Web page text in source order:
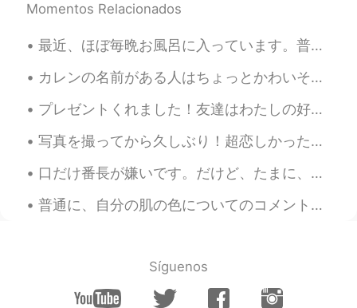
JP EN
Feels history...!
A 2020.11.15 02:39
saloonは美容室のイメージでした！色んな
意味があるんですねー✏️
Kazuo 2020.11.15 02:35
2020.11.15 02:28
EN
Momentos Relacionados
最近、ほぼ毎晩お風呂に入っています。普通には毎朝と毎晩シャワーを浴びますが、最近、夜のお風呂に楽しみ。🥰ストレス発散できると思います。色々なバスソルトを試しています。amazonでこれを見つけま...
カレンの名前がある人はちょっとかわいそうですね。スラングとして、「カレン」のお客様の性格はうんざりだ。できない。。。時々、そんなお客様と話すの後、吐き気がします。🤢 体の疲れに対応できますが心の...
プレゼントくれました！友達はわたしの好きなものを本当に知ってます！😹⭐️ 嬉しかった！ 皆さん、メリークリ！🎄みんなは嬉しかったクリスマスがあったといい！🤗 〜 明日はクリスマスでも、仕事し...
写真を撮ってから久しぶり！超恋しかった！最近、仕事の後、家に帰る前時、リラックスのために近所のこの部分に座って、噴水とアヒルを見てます。今日はカメラと三脚を持参することにしました。 日の一番美...
口だけ番長が嫌いです。だけど、たまに、私も口だけ番長になってます。😩神様助けて〜 Based on this image, what English expression can you th...
普通に、自分の肌の色についてのコメントを受け取るのは嫌いです。でも、今日は、患者さんは私に「あなたの肌の色が好き！羨ましい！バニラアイスクリームみたい！」と言いました。たくさん笑いました。この患...
Síguenos